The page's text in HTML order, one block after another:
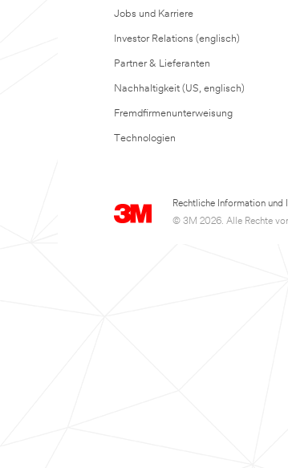
Jobs und Karriere
Investor Relations (englisch)
Partner & Lieferanten
Nachhaltigkeit (US, englisch)
Fremdfirmenunterweisung
Technologien
Rechtliche Information und
© 3M 2026. Alle Rechte